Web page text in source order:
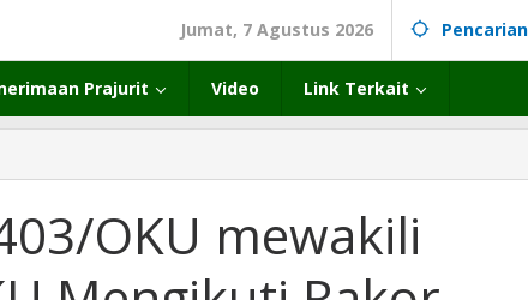
Jumat, 7 Agustus 2026 Pencarian
Prajurit Video Link Terkait
OKU mewakili